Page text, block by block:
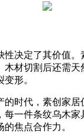
决定了其价值。
木材切割后还需
形。
时代，素创家居
每一件条纹乌木
焦点合作力。